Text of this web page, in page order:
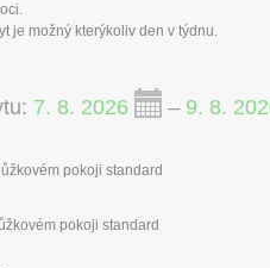
je možný kterýkoliv den v týdnu.
7. 8. 2026 – 9. 8.
pokoji standard
pokoji standard